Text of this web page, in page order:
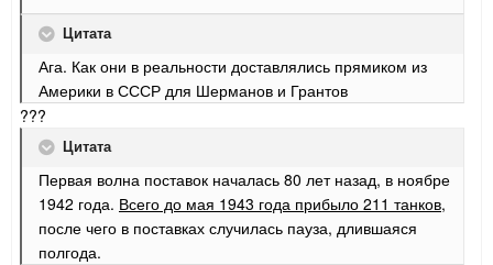
Цитата
Ага. Как они в реальности доставлялись прямиком из
Америки в СССР для Шерманов и Грантов
???
Цитата
Первая волна поставок началась 80 лет назад, в ноябре
1942 года. Всего до мая 1943 года прибыло 211 танков,
после чего в поставках случилась пауза, длившаяся
полгода.